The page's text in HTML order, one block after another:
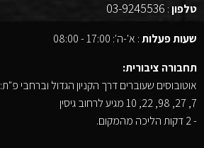
טלפון:
03-9245536
שעות פעלות: א'-ה': 17:00 - 08:00
תחבורה ציבורית:
אוטובוסים שעוברים דרך הקניון הגדול וברחבי פ"ת:
7, 27, 98, 22, 10 מגיע לרחוב גיסין
- 2 דקות הליכה מהמקום.